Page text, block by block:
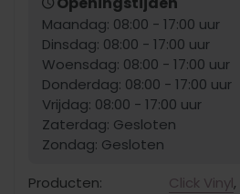
Maandag: 08:00 - 17:00 uur
Dinsdag: 08:00 - 17:00 uur
Woensdag: 08:00 - 17:00 uur
Donderdag: 08:00 - 17:00 uur
Vrijdag: 08:00 - 17:00 uur
Zaterdag: Gesloten
Zondag: Gesloten
Producten:
Click Vinyl,